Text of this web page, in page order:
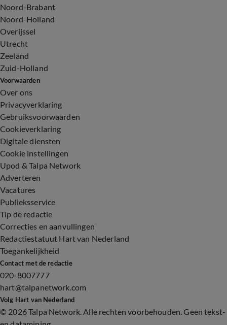
Noord-Brabant
Noord-Holland
Overijssel
Utrecht
Zeeland
Zuid-Holland
Voorwaarden
Over ons
Privacyverklaring
Gebruiksvoorwaarden
Cookieverklaring
Digitale diensten
Cookie instellingen
Upod & Talpa Network
Adverteren
Vacatures
Publieksservice
Tip de redactie
Correcties en aanvullingen
Redactiestatuut Hart van Nederland
Toegankelijkheid
Contact met de redactie
020-8007777
hart@talpanetwork.com
Volg Hart van Nederland
© 2026 Talpa Network. Alle rechten voorbehouden. Geen tekst-